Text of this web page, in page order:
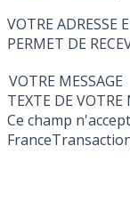
VOTRE ADRESSE
PERMET DE
VOTRE MESSAGE
Ce champ